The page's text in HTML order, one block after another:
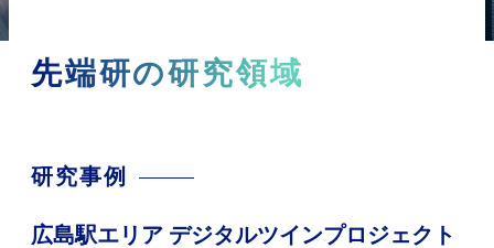
先端研の研究領域
研究事例
広島駅エリア デジタルツインプロジェクト